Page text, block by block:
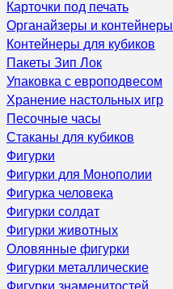
Карточки под печать
Органайзеры и контейнеры
Контейнеры для кубиков
Пакеты Зип Лок
Упаковка с европодвесом
Хранение настольных игр
Песочные часы
Стаканы для кубиков
Фигурки
Фигурки для Монополии
Фигурка человека
Фигурки солдат
Фигурки животных
Оловянные фигурки
Фигурки металлические